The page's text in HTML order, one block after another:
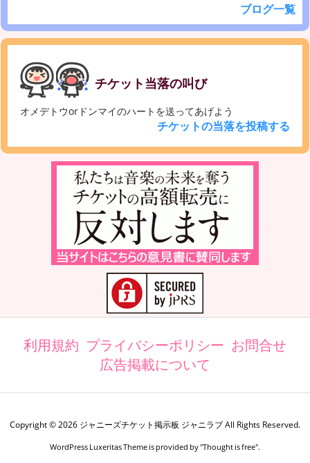
ブログ一覧
チケット当落の叫び
オメデトウorドンマイのハートを送ってあげよう
チケットの当落を投稿する
利用規約 プライバシーポリシー お問合せ
広告掲載について
Copyright ©2026 ジャニーズチケット掲示板 ジャニラブAll Rights Reserved.
WordPress Luxeritas Theme is provided by "Thought is free".